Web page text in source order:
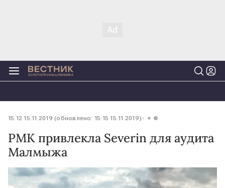
15:12 15.11.2019 (обновлено: 15:15 15.11.2019)
РМК привлекла Severin для аудита
Малмыжа